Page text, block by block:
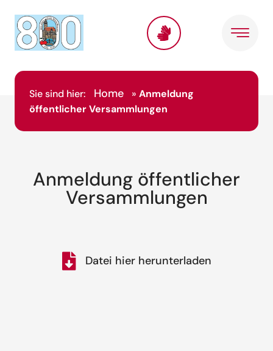
Sie sind hier: Home » Anmeldung
öffentlicher Versammlungen
Anmeldung öffentlicher
Versammlungen
Datei hier herunterladen